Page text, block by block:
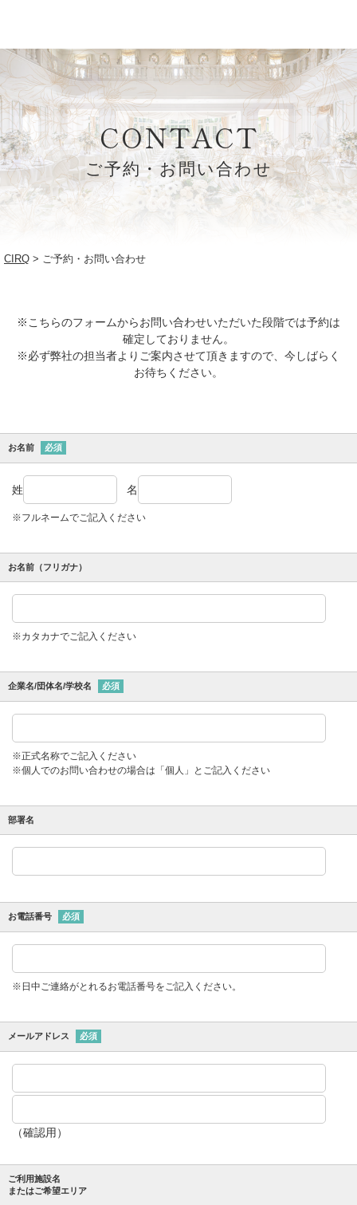
CONTACT
ご予約・お問い合わせ
CIRQ ご予約・お問い合わせ
※こちらのフォームからお問い合わせいただいた段階では予約は
確定しておりません。
※必ず弊社の担当者よりご案内させて頂きますので、今しばらく
お待ちください。
お名前 必須
姓 名
※フルネームでご記入ください
お名前（フリガナ）
※カタカナでご記入ください
企業名/団体名/学校名 必須
※正式名称でご記入ください
※個人でのお問い合わせの場合は「個人」とご記入ください
部署名
お電話番号 必須
※日中ご連絡がとれるお電話番号をご記入ください。
メールアドレス 必須
（確認用）
ご利用施設名
またはご希望エリア